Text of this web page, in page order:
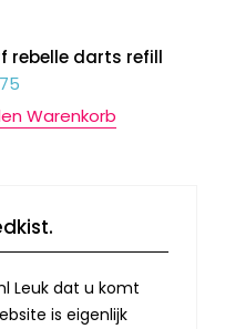
rebelle darts refill
Warenkorb
Leuk dat u komt
is eigenlijk